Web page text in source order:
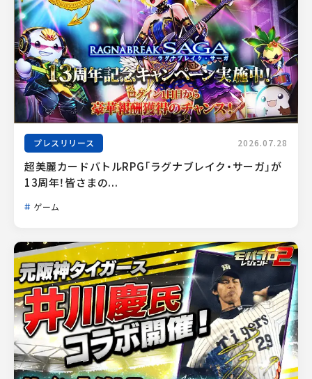
プレスリリース 2026.07.28
超美麗カードバトルRPG「ラグナブレイク・サーガ」が
13周年！皆さまの...
ゲーム